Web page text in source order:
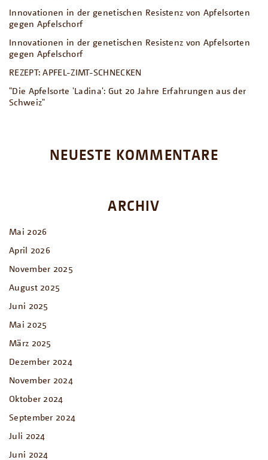
Innovationen in der genetischen Resistenz von Apfelsorten
gegen Apfelschorf
Innovationen in der genetischen Resistenz von Apfelsorten
gegen Apfelschorf
REZEPT: APFEL-ZIMT-SCHNECKEN
"Die Apfelsorte 'Ladina': Gut 20 Jahre Erfahrungen aus der
Schweiz"
NEUESTE KOMMENTARE
ARCHIV
Mai 2026
April 2026
November 2025
August 2025
Juni 2025
Mai 2025
März 2025
Dezember 2024
November 2024
Oktober 2024
September 2024
Juli 2024
Juni 2024